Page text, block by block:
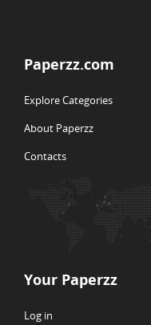
Paperzz.com
Explore Categories
About Paperzz
Contacts
Your Paperzz
Log in